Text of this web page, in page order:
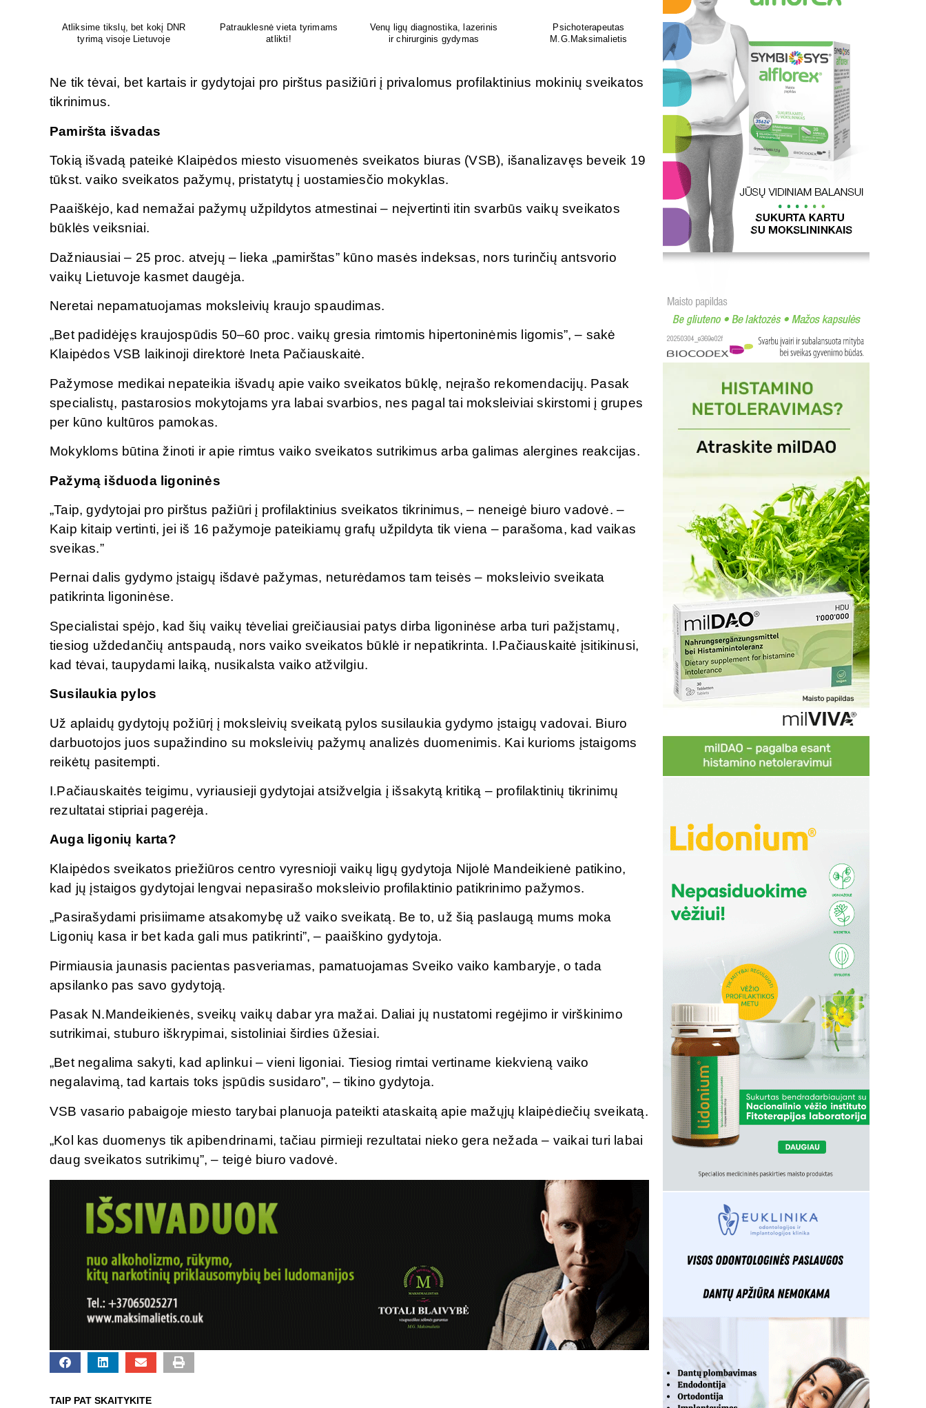
Venų ligų diagnostika, lazerinis
ir chirurginis gydymas
Psichoterapeutas
M.G.Maksimalietis
Ortopedijos priemonių gamyba ir
individualus pritaikymas
Atliksime tikslų, bet kokį DNR
tyrimą visoje Lietuvoje
Patrauklesnė vieta tyrimams
atlikti!
Ne tik tėvai, bet kartais ir gydytojai pro pirštus pasižiūri į privalomus profilaktinius mokinių sveikatos
tikrinimus.
Pamiršta išvadas
Tokią išvadą pateikė Klaipėdos miesto visuomenės sveikatos biuras (VSB), išanalizavęs beveik 19
tūkst. vaiko sveikatos pažymų, pristatytų į uostamiesčio mokyklas.
Paaiškėjo, kad nemažai pažymų užpildytos atmestinai – neįvertinti itin svarbūs vaikų sveikatos
būklės veiksniai.
Dažniausiai – 25 proc. atvejų – lieka „pamirštas” kūno masės indeksas, nors turinčių antsvorio
vaikų Lietuvoje kasmet daugėja.
Neretai nepamatuojamas moksleivių kraujo spaudimas.
„Bet padidėjęs kraujospūdis 50–60 proc. vaikų gresia rimtomis hipertoninėmis ligomis”, – sakė
Klaipėdos VSB laikinoji direktorė Ineta Pačiauskaitė.
Pažymose medikai nepateikia išvadų apie vaiko sveikatos būklę, neįrašo rekomendacijų. Pasak
specialistų, pastarosios mokytojams yra labai svarbios, nes pagal tai moksleiviai skirstomi į grupes
per kūno kultūros pamokas.
Mokykloms būtina žinoti ir apie rimtus vaiko sveikatos sutrikimus arba galimas alergines reakcijas.
Pažymą išduoda ligoninės
„Taip, gydytojai pro pirštus pažiūri į profilaktinius sveikatos tikrinimus, – neneigė biuro vadovė. –
Kaip kitaip vertinti, jei iš 16 pažymoje pateikiamų grafų užpildyta tik viena – parašoma, kad vaikas
sveikas.”
Pernai dalis gydymo įstaigų išdavė pažymas, neturėdamos tam teisės – moksleivio sveikata
patikrinta ligoninėse.
Specialistai spėjo, kad šių vaikų tėveliai greičiausiai patys dirba ligoninėse arba turi pažįstamų,
tiesiog uždedančių antspaudą, nors vaiko sveikatos būklė ir nepatikrinta. I.Pačiauskaitė įsitikinusi,
kad tėvai, taupydami laiką, nusikalsta vaiko atžvilgiu.
Susilaukia pylos
Už aplaidų gydytojų požiūrį į moksleivių sveikatą pylos susilaukia gydymo įstaigų vadovai. Biuro
darbuotojos juos supažindino su moksleivių pažymų analizės duomenimis. Kai kurioms įstaigoms
reikėtų pasitempti.
I.Pačiauskaitės teigimu, vyriausieji gydytojai atsižvelgia į išsakytą kritiką – profilaktinių tikrinimų
rezultatai stipriai pagerėja.
Auga ligonių karta?
Klaipėdos sveikatos priežiūros centro vyresnioji vaikų ligų gydytoja Nijolė Mandeikienė patikino,
kad jų įstaigos gydytojai lengvai nepasirašo moksleivio profilaktinio patikrinimo pažymos.
„Pasirašydami prisiimame atsakomybę už vaiko sveikatą. Be to, už šią paslaugą mums moka
Ligonių kasa ir bet kada gali mus patikrinti”, – paaiškino gydytoja.
Pirmiausia jaunasis pacientas pasveriamas, pamatuojamas Sveiko vaiko kambaryje, o tada
apsilanko pas savo gydytoją.
Pasak N.Mandeikienės, sveikų vaikų dabar yra mažai. Daliai jų nustatomi regėjimo ir virškinimo
sutrikimai, stuburo iškrypimai, sistoliniai širdies ūžesiai.
„Bet negalima sakyti, kad aplinkui – vieni ligoniai. Tiesiog rimtai vertiname kiekvieną vaiko
negalavimą, tad kartais toks įspūdis susidaro”, – tikino gydytoja.
VSB vasario pabaigoje miesto tarybai planuoja pateikti ataskaitą apie mažųjų klaipėdiečių sveikatą.
„Kol kas duomenys tik apibendrinami, tačiau pirmieji rezultatai nieko gera nežada – vaikai turi labai
daug sveikatos sutrikimų”, – teigė biuro vadovė.
TAIP PAT SKAITYKITE